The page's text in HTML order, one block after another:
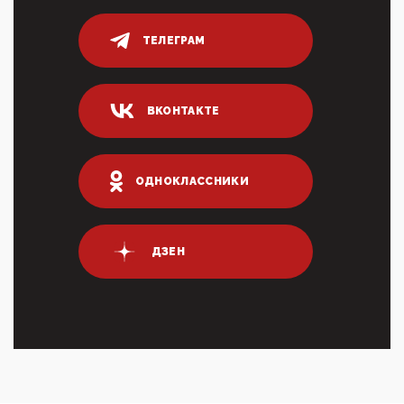
переводах по ...
03:35, 10 Апреля 2026
Суммарное вознаграждение менеджменту в 15
крупных банках по итогам 2025 года превысило 63
млрд руб. ...
03:01, 10 Апреля 2026
что союзники просили Киев не наносить удары по
энергети...
01:54, 10 Апреля 2026
ПрезидентПутинвчера вечером обьявил
Пасхальное перемирие с 16 часов субботы до конца
дня Воскресен...
01:09, 10 Апреля 2026
ТЕЛЕГРАМ
ВКОНТАКТЕ
ОДНОКЛАССНИКИ
ДЗЕН